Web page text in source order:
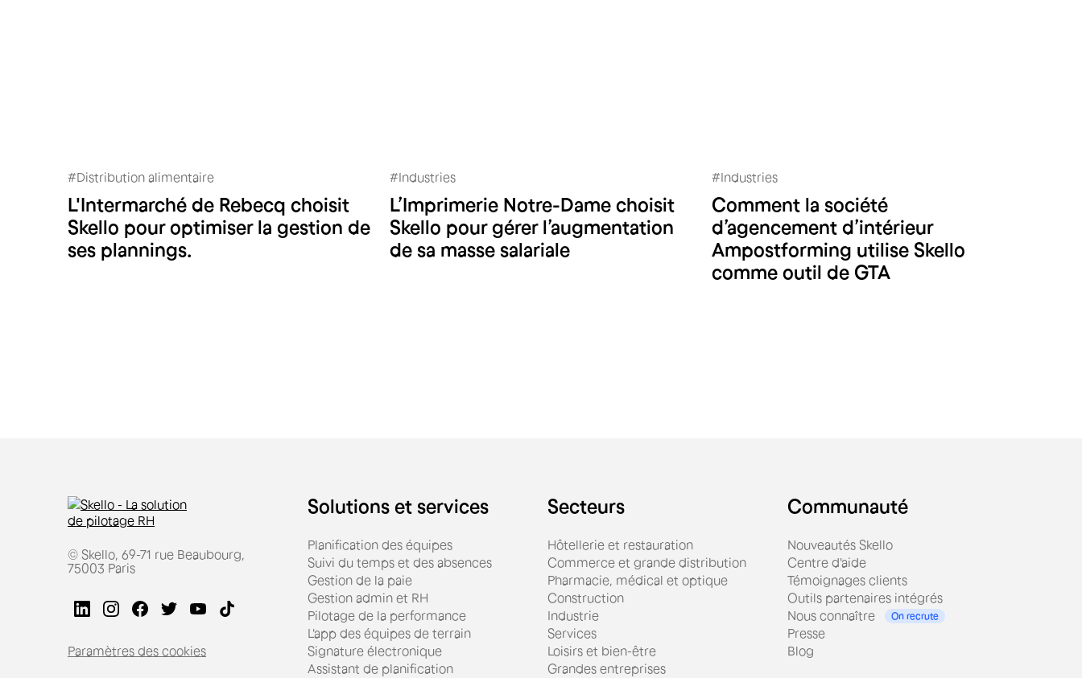
Intermarché Rebecq
#Distribution alimentaire
L'Intermarché de Rebecq choisit
Skello pour optimiser la gestion de
ses plannings.
Imprimerie Notre-Dame
#Industries
L’Imprimerie Notre-Dame choisit
Skello pour gérer l’augmentation
de sa masse salariale
A.M postforming
#Industries
Comment la société
d’agencement d’intérieur
Ampostforming utilise Skello
comme outil de GTA
© Skello, 69-71 rue Beaubourg,
75003 Paris
Paramètres des cookies
Solutions et services
Planification des équipes
Suivi du temps et des absences
Gestion de la paie
Gestion admin et RH
Pilotage de la performance
L'app des équipes de terrain
Signature électronique
Assistant de planification
Secteurs
Hôtellerie et restauration
Commerce et grande distribution
Pharmacie, médical et optique
Construction
Industrie
Services
Loisirs et bien-être
Grandes entreprises
Communauté
Nouveautés Skello
Centre d'aide
Témoignages clients
Outils partenaires intégrés
Nous connaître
On recrute
Presse
Blog